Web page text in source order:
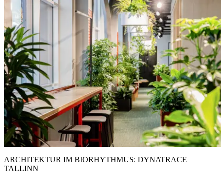
ARCHITEKTUR IM BIORHYTHMUS: DYNATRACE
TALLINN